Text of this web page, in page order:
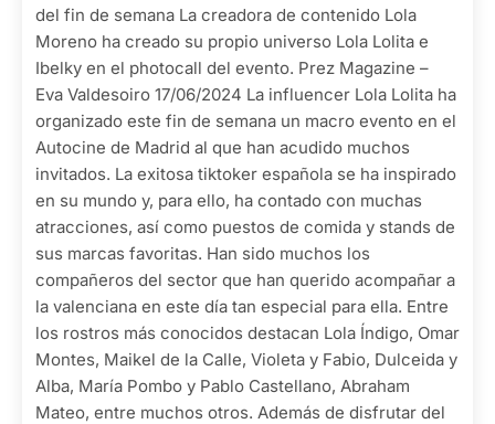
del fin de semana La creadora de contenido Lola
Moreno ha creado su propio universo Lola Lolita e
Ibelky en el photocall del evento. Prez Magazine –
Eva Valdesoiro 17/06/2024 La influencer Lola Lolita ha
organizado este fin de semana un macro evento en el
Autocine de Madrid al que han acudido muchos
invitados. La exitosa tiktoker española se ha inspirado
en su mundo y, para ello, ha contado con muchas
atracciones, así como puestos de comida y stands de
sus marcas favoritas. Han sido muchos los
compañeros del sector que han querido acompañar a
la valenciana en este día tan especial para ella. Entre
los rostros más conocidos destacan Lola Índigo, Omar
Montes, Maikel de la Calle, Violeta y Fabio, Dulceida y
Alba, María Pombo y Pablo Castellano, Abraham
Mateo, entre muchos otros. Además de disfrutar del